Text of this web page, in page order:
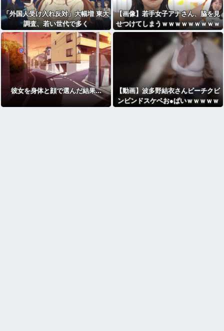
「外国人受け入れ反対」大幅増 東大
調査、若い世代で多く
【画像】若手女子アナさん、脇を見
せつけてしまうｗｗｗｗｗｗｗｗｗ
ｗｗｗ
彼女を身体と顔で選んだ結果...
【動画】波多野結衣さんビーチクビ
ンビンドスケベお●ぱいｗｗｗｗｗ